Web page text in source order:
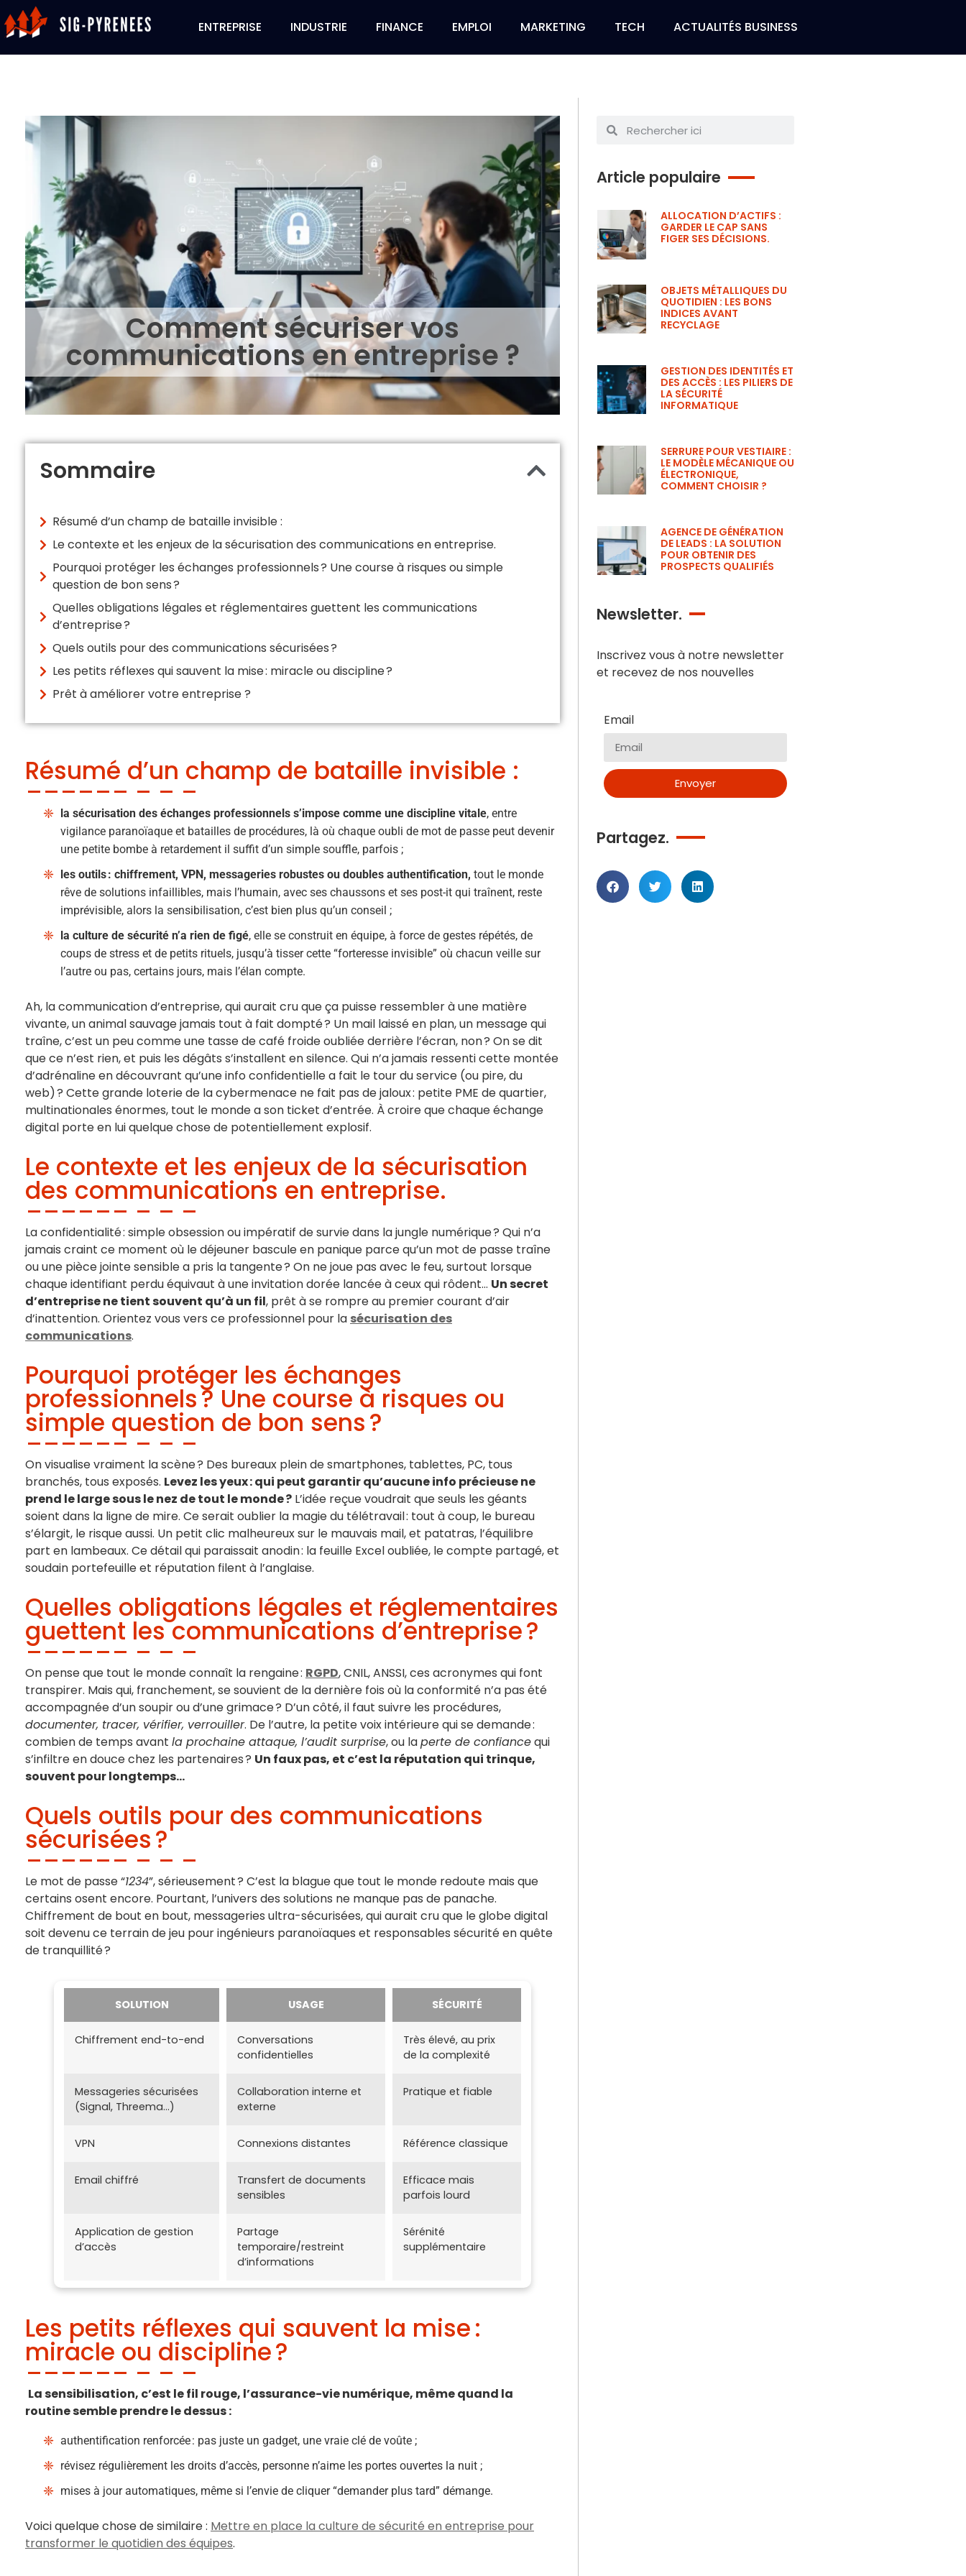
ENTREPRISE INDUSTRIE FINANCE EMPLOI MARKETING TECH ACTUALITÉS BUSINESS
Comment sécuriser vos
communications en entreprise ?
Sommaire
Résumé d’un champ de bataille invisible :
Le contexte et les enjeux de la sécurisation des communications en entreprise.
Pourquoi protéger les échanges professionnels ? Une course à risques ou simple
question de bon sens ?
Quelles obligations légales et réglementaires guettent les communications
d’entreprise ?
Quels outils pour des communications sécurisées ?
Les petits réflexes qui sauvent la mise : miracle ou discipline ?
Prêt à améliorer votre entreprise ?
Résumé d’un champ de bataille invisible :
la sécurisation des échanges professionnels s’impose comme une discipline vitale, entre
vigilance paranoïaque et batailles de procédures, là où chaque oubli de mot de passe peut devenir
une petite bombe à retardement il suffit d’un simple souffle, parfois ;
les outils : chiffrement, VPN, messageries robustes ou doubles authentification, tout le monde
rêve de solutions infaillibles, mais l’humain, avec ses chaussons et ses post-it qui traînent, reste
imprévisible, alors la sensibilisation, c’est bien plus qu’un conseil ;
la culture de sécurité n’a rien de figé, elle se construit en équipe, à force de gestes répétés, de
coups de stress et de petits rituels, jusqu’à tisser cette “forteresse invisible” où chacun veille sur
l’autre ou pas, certains jours, mais l’élan compte.
Ah, la communication d’entreprise, qui aurait cru que ça puisse ressembler à une matière
vivante, un animal sauvage jamais tout à fait dompté ? Un mail laissé en plan, un message qui
traîne, c’est un peu comme une tasse de café froide oubliée derrière l’écran, non ? On se dit
que ce n’est rien, et puis les dégâts s’installent en silence. Qui n’a jamais ressenti cette montée
d’adrénaline en découvrant qu’une info confidentielle a fait le tour du service (ou pire, du
web) ? Cette grande loterie de la cybermenace ne fait pas de jaloux : petite PME de quartier,
multinationales énormes, tout le monde a son ticket d’entrée. À croire que chaque échange
digital porte en lui quelque chose de potentiellement explosif.
Le contexte et les enjeux de la sécurisation
des communications en entreprise.
La confidentialité : simple obsession ou impératif de survie dans la jungle numérique ? Qui n’a
jamais craint ce moment où le déjeuner bascule en panique parce qu’un mot de passe traîne
ou une pièce jointe sensible a pris la tangente ? On ne joue pas avec le feu, surtout lorsque
chaque identifiant perdu équivaut à une invitation dorée lancée à ceux qui rôdent… Un secret
d’entreprise ne tient souvent qu’à un fil, prêt à se rompre au premier courant d’air
d’inattention. Orientez vous vers ce professionnel pour la sécurisation des
communications.
Pourquoi protéger les échanges
professionnels ? Une course à risques ou
simple question de bon sens ?
On visualise vraiment la scène ? Des bureaux plein de smartphones, tablettes, PC, tous
branchés, tous exposés. Levez les yeux : qui peut garantir qu’aucune info précieuse ne
prend le large sous le nez de tout le monde ? L’idée reçue voudrait que seuls les géants
soient dans la ligne de mire. Ce serait oublier la magie du télétravail : tout à coup, le bureau
s’élargit, le risque aussi. Un petit clic malheureux sur le mauvais mail, et patatras, l’équilibre
part en lambeaux. Ce détail qui paraissait anodin : la feuille Excel oubliée, le compte partagé, et
soudain portefeuille et réputation filent à l’anglaise.
Quelles obligations légales et réglementaires
guettent les communications d’entreprise ?
On pense que tout le monde connaît la rengaine : RGPD, CNIL, ANSSI, ces acronymes qui font
transpirer. Mais qui, franchement, se souvient de la dernière fois où la conformité n’a pas été
accompagnée d’un soupir ou d’une grimace ? D’un côté, il faut suivre les procédures,
documenter, tracer, vérifier, verrouiller. De l’autre, la petite voix intérieure qui se demande :
combien de temps avant la prochaine attaque, l’audit surprise, ou laperte de confiancequi
s’infiltre en douce chez les partenaires ? Un faux pas, et c’est la réputation qui trinque,
souvent pour longtemps…
Quels outils pour des communications
sécurisées ?
Le mot de passe “1234”, sérieusement ? C’est la blague que tout le monde redoute mais que
certains osent encore. Pourtant, l’univers des solutions ne manque pas de panache.
Chiffrement de bout en bout, messageries ultra-sécurisées, qui aurait cru que le globe digital
soit devenu ce terrain de jeu pour ingénieurs paranoïaques et responsables sécurité en quête
de tranquillité ?
SOLUTION USAGE SÉCURITÉ
Chiffrement end-to-end
Conversations
confidentielles
Très élevé, au prix
de la complexité
Messageries sécurisées
(Signal, Threema…)
Collaboration interne et
externe
Pratique et fiable
VPN Connexions distantes Référence classique
Email chiffré
Transfert de documents
sensibles
Efficace mais
parfois lourd
Application de gestion
d’accès
Partage
temporaire/restreint
d’informations
Sérénité
supplémentaire
Les petits réflexes qui sauvent la mise :
miracle ou discipline ?
La sensibilisation, c’est le fil rouge, l’assurance-vie numérique, même quand la
routine semble prendre le dessus :
authentification renforcée : pas juste un gadget, une vraie clé de voûte ;
révisez régulièrement les droits d’accès, personne n’aime les portes ouvertes la nuit ;
mises à jour automatiques, même si l’envie de cliquer “demander plus tard” démange.
Voici quelque chose de similaire : Mettre en place la culture de sécurité en entreprise pour
transformer le quotidien des équipes.
Article populaire
ALLOCATION D’ACTIFS :
GARDER LE CAP SANS
FIGER SES DÉCISIONS.
OBJETS MÉTALLIQUES DU
QUOTIDIEN : LES BONS
INDICES AVANT
RECYCLAGE
GESTION DES IDENTITÉS ET
DES ACCÈS : LES PILIERS DE
LA SÉCURITÉ
INFORMATIQUE
SERRURE POUR VESTIAIRE :
LE MODÈLE MÉCANIQUE OU
ÉLECTRONIQUE,
COMMENT CHOISIR ?
AGENCE DE GÉNÉRATION
DE LEADS : LA SOLUTION
POUR OBTENIR DES
PROSPECTS QUALIFIÉS
Newsletter.
Inscrivez vous à notre newsletter
et recevez de nos nouvelles
Email
Envoyer
Partagez.